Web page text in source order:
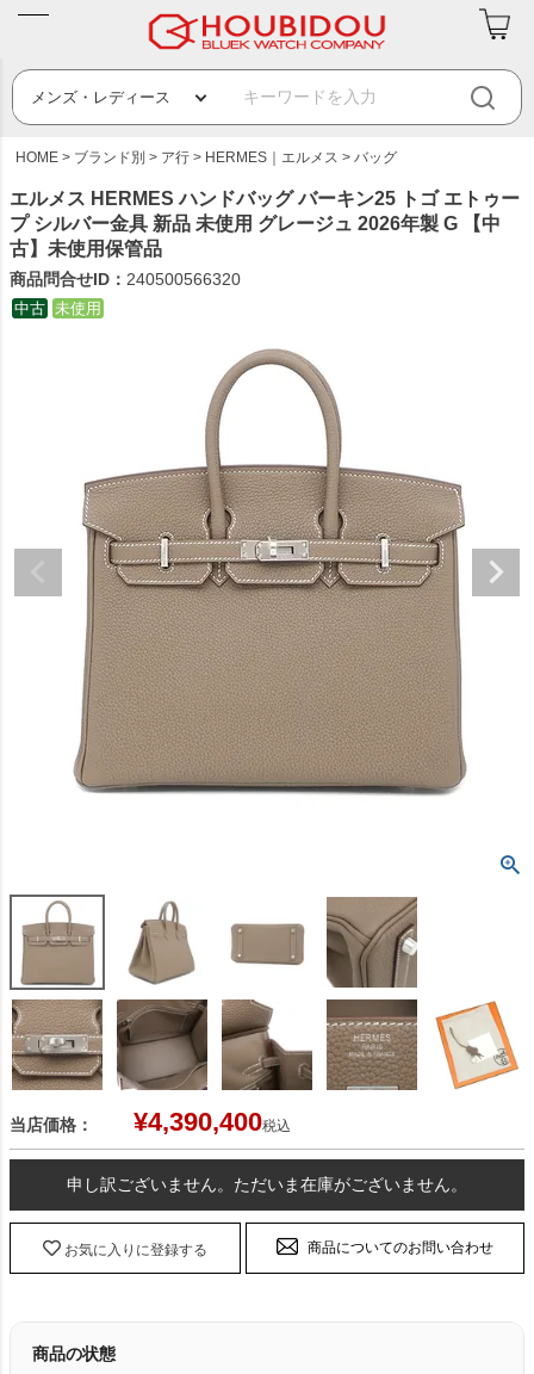
HOME ブランド別 ア行 HERMES｜エルメス バッグ
エルメス HERMES ハンドバッグ バーキン25 トゴ エトゥー
プ シルバー金具 新品 未使用 グレージュ 2026年製 G 【中
古】未使用保管品
商品問合せID： 240500566320
中古 未使用
当店価格： ¥4,390,400税込
申し訳ございません。ただいま在庫がございません。
お気に入りに登録する 商品についてのお問い合わせ
商品の状態